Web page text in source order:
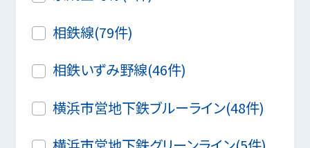
相鉄線(79件)
相鉄いずみ野線(46件)
横浜市営地下鉄ブルーライン(48件)